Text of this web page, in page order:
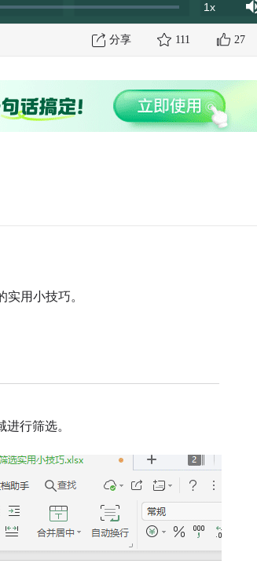
1xPlayback
Rate
Mute
分享 111 27
用小技巧。
行筛选。